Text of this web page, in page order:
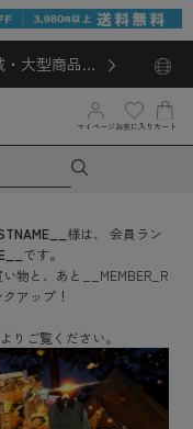
大型商品対
マイページ お気に入り カート
様は、
会員ラン
です。
物と、あと
__MEMBER_R
アップ！
りご覧ください。